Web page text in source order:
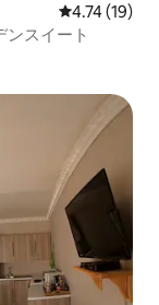
レビュー19
4.74 (19)
スイート